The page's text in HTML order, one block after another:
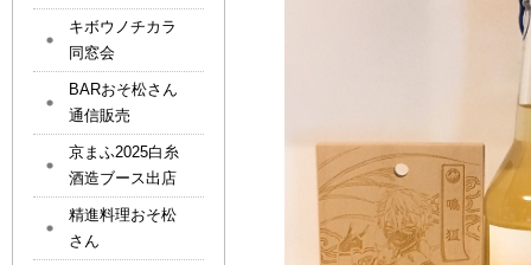
キボウノチカラ
同窓会
BARおそ松さん
通信販売
京まふ2025白糸
酒造ブース出店
精進料理おそ松
さん